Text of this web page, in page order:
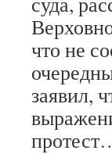
что не
заявил,